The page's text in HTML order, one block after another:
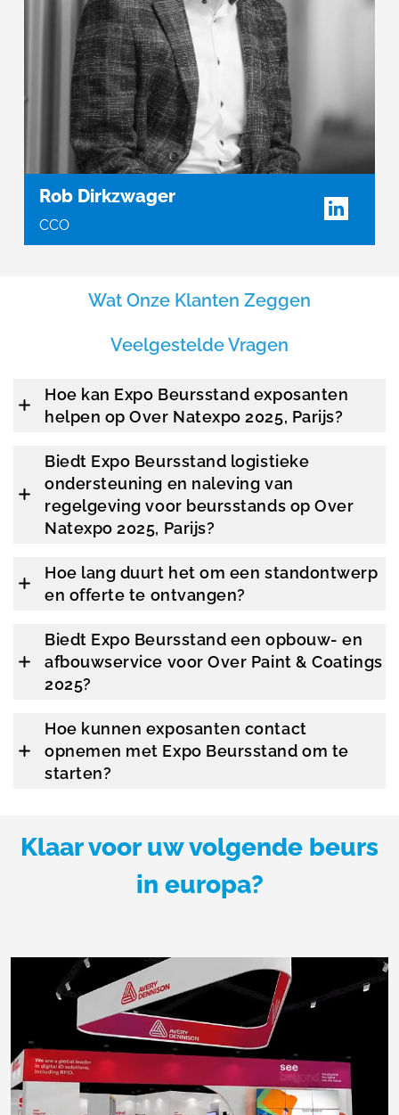
Rob Dirkzwager
CCO
Wat Onze Klanten Zeggen
Veelgestelde Vragen
Hoe kan Expo Beursstand exposanten
helpen op Over Natexpo 2025, Parijs?
Biedt Expo Beursstand logistieke
ondersteuning en naleving van
regelgeving voor beursstands op Over
Natexpo 2025, Parijs?
Hoe lang duurt het om een standontwerp
en offerte te ontvangen?
Biedt Expo Beursstand een opbouw- en
afbouwservice voor Over Paint & Coatings
2025?
Hoe kunnen exposanten contact
opnemen met Expo Beursstand om te
starten?
Klaar voor uw volgende beurs
in europa?